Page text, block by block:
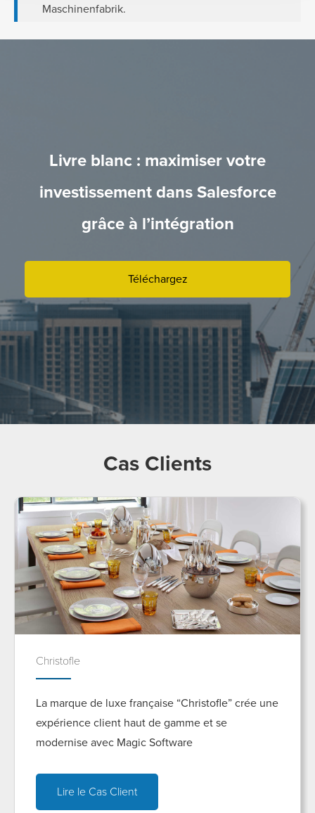
Maschinenfabrik.
Livre blanc : maximiser votre
investissement dans Salesforce
grâce à l’intégration
Téléchargez
Cas Clients
Christofle
La marque de luxe française “Christofle” crée une
expérience client haut de gamme et se
modernise avec Magic Software
Lire le Cas Client